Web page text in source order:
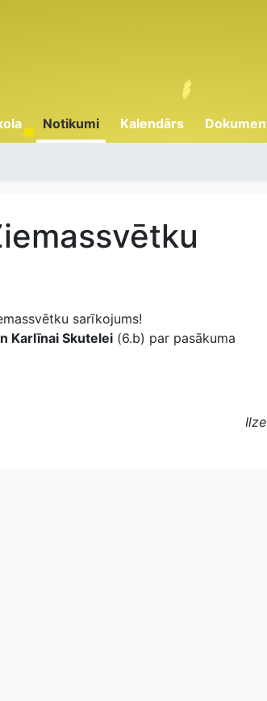
Notikumi Kalendārs
sarīkojums!
Karlīnai Skutelei (6.b) par pasākuma